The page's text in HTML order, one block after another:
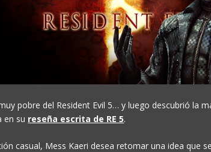
pobre del Resident Evil 5… y luego descubrió la
en su reseña escrita de RE 5.
casual, Mess Kaeri desea retomar una idea que